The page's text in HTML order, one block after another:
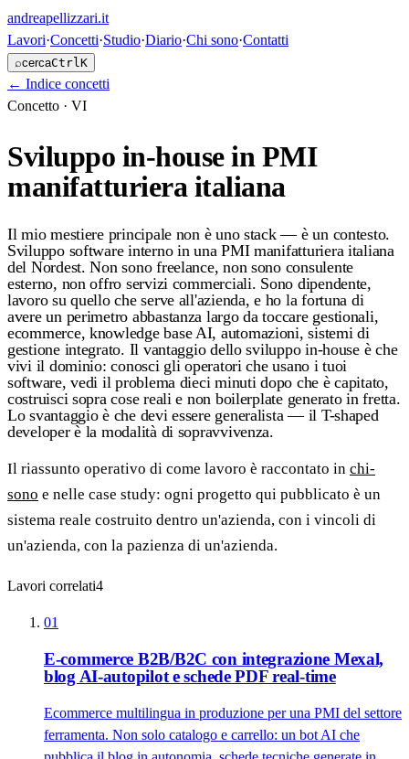
andreapellizzari.it
Lavori·Concetti·Studio·Diario·Chi sono·Contatti
⌕cercaCtrlK
← Indice concetti
Concetto · VI
Sviluppo in-house in PMI
manifatturiera italiana
Il mio mestiere principale non è uno stack — è un contesto.
Sviluppo software interno in una PMI manifatturiera italiana
del Nordest. Non sono freelance, non sono consulente
esterno, non offro servizi commerciali. Sono dipendente,
lavoro su quello che serve all'azienda, e ho la fortuna di
avere un perimetro abbastanza largo da toccare gestionali,
ecommerce, knowledge base AI, automazioni, sistemi di
gestione integrato. Il vantaggio dello sviluppo in-house è che
vivi il dominio: conosci gli operatori che usano i tuoi
software, vedi il problema dieci minuti dopo che è capitato,
costruisci sopra cose reali e non boilerplate generato in fretta.
Lo svantaggio è che devi essere generalista — il T-shaped
developer è la modalità di sopravvivenza.
Il riassunto operativo di come lavoro è raccontato in chi-
sono e nelle case study: ogni progetto qui pubblicato è un
sistema reale costruito dentro un'azienda, con i vincoli di
un'azienda, con la pazienza di un'azienda.
Lavori correlati4
01
E-commerce B2B/B2C con integrazione Mexal,
blog AI-autopilot e schede PDF real-time
Ecommerce multilingua in produzione per una PMI del settore
ferramenta. Non solo catalogo e carrello: un bot AI che